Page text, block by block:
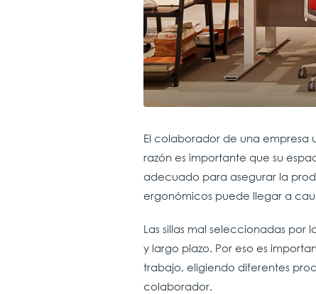
El colaborador de una empresa
razón es importante que su
adecuado para asegurar la
ergonómicos puede llegar a
Las sillas mal seleccionadas por
y largo plazo. Por eso es
trabajo, eligiendo diferentes
colaborador.